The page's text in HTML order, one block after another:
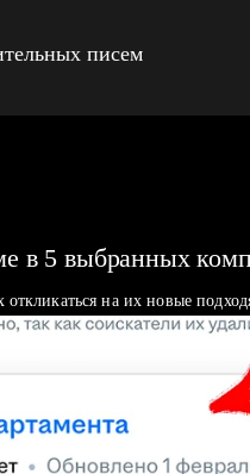
писем
в 5 выбранных
на их новые